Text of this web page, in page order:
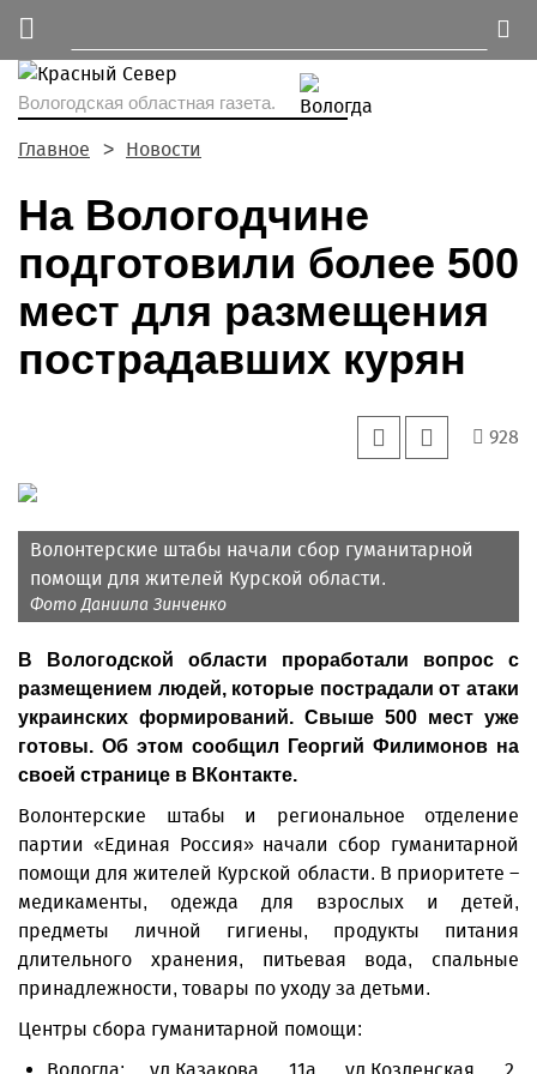
Вологодская областная газета.
Главное Новости
На Вологодчине
подготовили более 500
мест для размещения
пострадавших курян
928
Волонтерские штабы начали сбор гуманитарной
помощи для жителей Курской области.
Фото Даниила Зинченко
В Вологодской области проработали вопрос с
размещением людей, которые пострадали от атаки
украинских формирований. Свыше 500 мест уже
готовы. Об этом сообщил Георгий Филимонов на
своей странице в ВКонтакте.
Волонтерские штабы и региональное отделение
партии «Единая Россия» начали сбор гуманитарной
помощи для жителей Курской области. В приоритете –
медикаменты, одежда для взрослых и детей,
предметы личной гигиены, продукты питания
длительного хранения, питьевая вода, спальные
принадлежности, товары по уходу за детьми.
Центры сбора гуманитарной помощи: